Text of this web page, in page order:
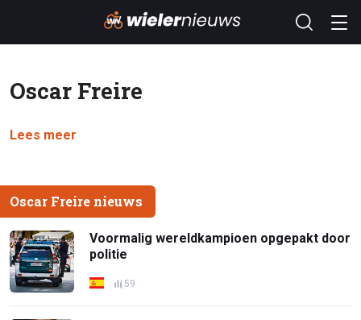
Oscar Freire
Lees meer
Oscar Freire nieuws
Voormalig wereldkampioen opgepakt door
politie
59